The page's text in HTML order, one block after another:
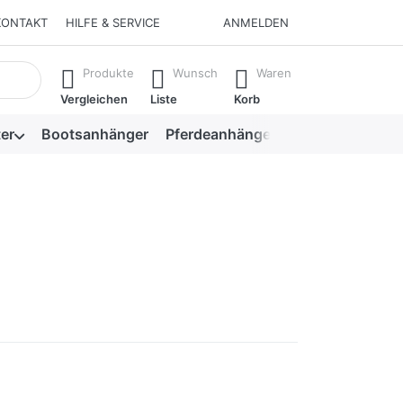
HILFE & SERVICE ANMELDEN
erste Ergebnisse. Drücken Sie die Eingabetaste, um alle
Produkte
Vergleichen
Wunsch
Liste
Waren
Korb
Bootsanhänger Pferdeanhänger